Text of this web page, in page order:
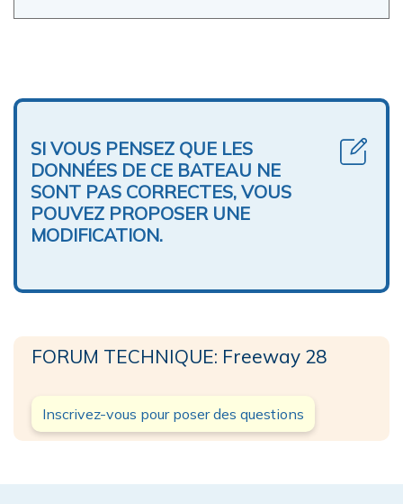
SI VOUS PENSEZ QUE LES
DONNÉES DE CE BATEAU NE
SONT PAS CORRECTES, VOUS
POUVEZ PROPOSER UNE
MODIFICATION.
FORUM TECHNIQUE: Freeway 28
Inscrivez-vous pour poser des questions